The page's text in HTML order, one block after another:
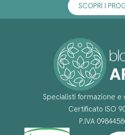
SCOPRI I
Specialisti formazione e
Certificato ISO
P.IVA